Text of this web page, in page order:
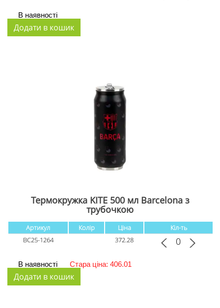
В наявності
Термокружка KITE 500 мл Barcelona з
трубочкою
Артикул Колір Ціна
Кіл-ть
BC25-1264
372.28
В наявності Стара ціна: 406.01